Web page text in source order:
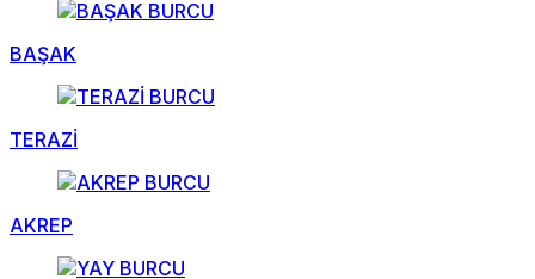
BAŞAK
TERAZİ
AKREP